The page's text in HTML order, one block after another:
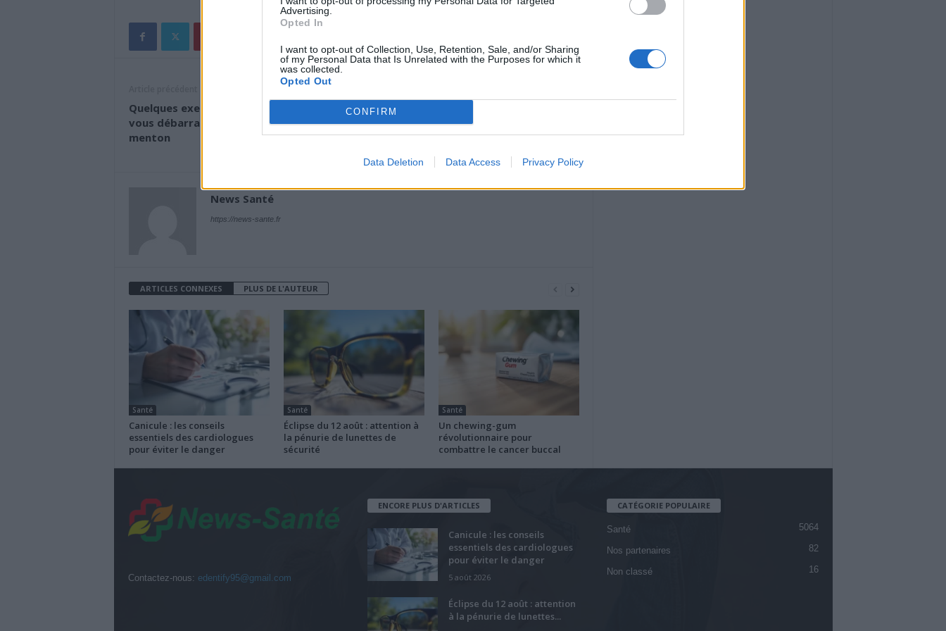
Advertising.
Opted In
I want to opt-out of Collection, Use, Retention, Sale, and/or Sharing
of my Personal Data that Is Unrelated with the Purposes for which it
was collected.
Opted Out
CONFIRM
Data Deletion Data Access Privacy Policy
Quelques exercices du visage pour
vous débarrasser de votre double
menton
pommes potentiellement dangereuses
News Santé
https://news-sante.fr
ARTICLES CONNEXES PLUS DE L'AUTEUR
Santé
Canicule : les conseils
essentiels des cardiologues
pour éviter le danger
Santé
Éclipse du 12 août : attention à
la pénurie de lunettes de
sécurité
Santé
Un chewing-gum
révolutionnaire pour
combattre le cancer buccal
Contactez-nous: edentify95@gmail.com
ENCORE PLUS D'ARTICLES
Canicule : les conseils
essentiels des cardiologues
pour éviter le danger
5 août 2026
Éclipse du 12 août : attention
à la pénurie de lunettes...
CATÉGORIE POPULAIRE
Santé 5064
Nos partenaires 82
Non classé 16